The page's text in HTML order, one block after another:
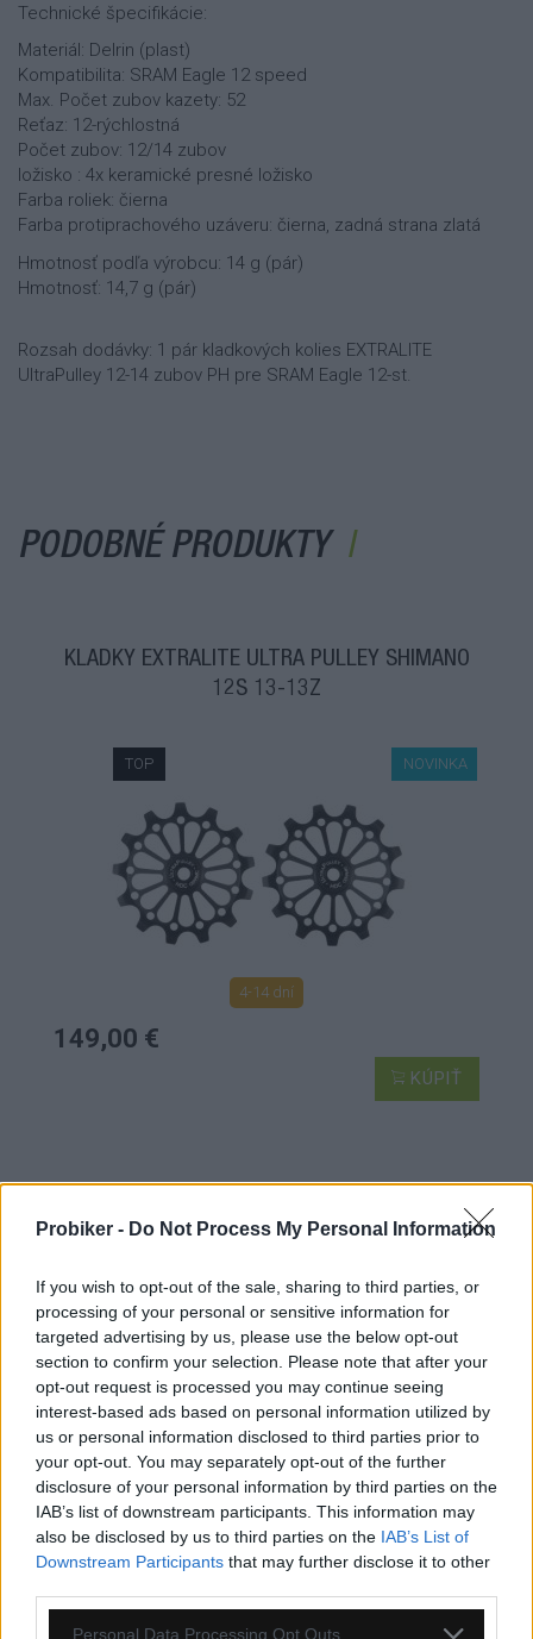
Probiker - Do Not Process My Personal Information
If you wish to opt-out of the sale, sharing to third parties, or
processing of your personal or sensitive information for
targeted advertising by us, please use the below opt-out
section to confirm your selection. Please note that after your
opt-out request is processed you may continue seeing
interest-based ads based on personal information utilized by
us or personal information disclosed to third parties prior to
your opt-out. You may separately opt-out of the further
disclosure of your personal information by third parties on the
IAB’s list of downstream participants. This information may
also be disclosed by us to third parties on the IAB’s List of
Downstream Participants that may further disclose it to other
Personal Data Processing Opt Outs
Technické špecifikácie:
Materiál: Delrin (plast)
Kompatibilita: SRAM Eagle 12 speed
Max. Počet zubov kazety: 52
Reťaz: 12-rýchlostná
Počet zubov: 12/14 zubov
ložisko : 4x keramické presné ložisko
Farba roliek: čierna
Farba protiprachového uzáveru: čierna, zadná strana zlatá
Hmotnosť podľa výrobcu: 14 g (pár)
Hmotnosť: 14,7 g (pár)
Rozsah dodávky: 1 pár kladkových kolies EXTRALITE
UltraPulley 12-14 zubov PH pre SRAM Eagle 12-st.
PODOBNÉ PRODUKTY
KLADKY EXTRALITE ULTRA PULLEY SHIMANO
12S 13-13Z
NOVINKA
TOP
4-14 dní
149,00 €
KÚPIŤ
PREDSTAVEC EXTRALITE HYPERSTEM
TOP
4-14 dní
199,00 €